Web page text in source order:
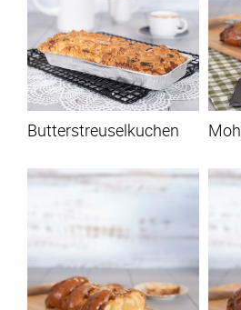
Butterstreuselkuchen